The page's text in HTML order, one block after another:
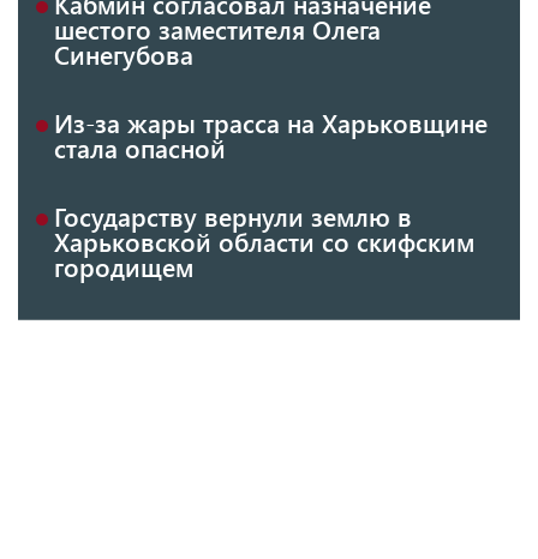
шестого заместителя Олега
Синегубова
Из-за жары трасса на Харьковщине
стала опасной
Государству вернули землю в
Харьковской области со скифским
городищем